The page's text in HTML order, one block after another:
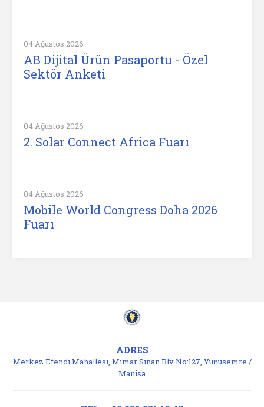
04 Ağustos 2026
AB Dijital Ürün Pasaportu - Özel
Sektör Anketi
04 Ağustos 2026
2. Solar Connect Africa Fuarı
04 Ağustos 2026
Mobile World Congress Doha 2026
Fuarı
ADRES
Merkez Efendi Mahallesi, Mimar Sinan Blv No:127, Yunusemre /
Manisa